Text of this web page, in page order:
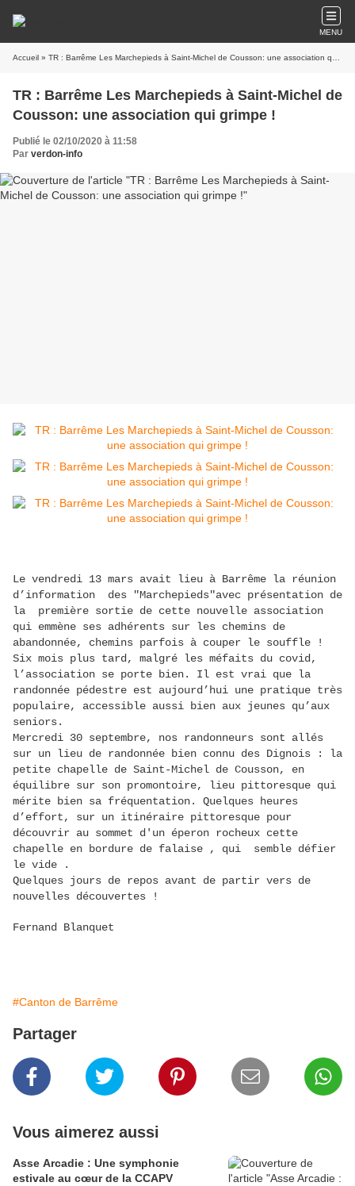
MENU
Accueil » TR : Barrême Les Marchepieds à Saint-Michel de Cousson: une association qui grimpe !
TR : Barrême Les Marchepieds à Saint-Michel de
Cousson: une association qui grimpe !
Publié le 02/10/2020 à 11:58
Par verdon-info
Le vendredi 13 mars avait lieu à Barrême la réunion
d’information des "Marchepieds"avec présentation de
la première sortie de cette nouvelle association
qui emmène ses adhérents sur les chemins de
abandonnée, chemins parfois à couper le souffle !
Six mois plus tard, malgré les méfaits du covid,
l’association se porte bien. Il est vrai que la
randonnée pédestre est aujourd’hui une pratique très
populaire, accessible aussi bien aux jeunes qu’aux
seniors.
Mercredi 30 septembre, nos randonneurs sont allés
sur un lieu de randonnée bien connu des Dignois : la
petite chapelle de Saint-Michel de Cousson, en
équilibre sur son promontoire, lieu pittoresque qui
mérite bien sa fréquentation. Quelques heures
d’effort, sur un itinéraire pittoresque pour
découvrir au sommet d'un éperon rocheux cette
chapelle en bordure de falaise , qui semble défier
le vide .
Quelques jours de repos avant de partir vers de
nouvelles découvertes !
Fernand Blanquet
#Canton de Barrême
Partager
Vous aimerez aussi
Asse Arcadie : Une symphonie
estivale au cœur de la CCAPV